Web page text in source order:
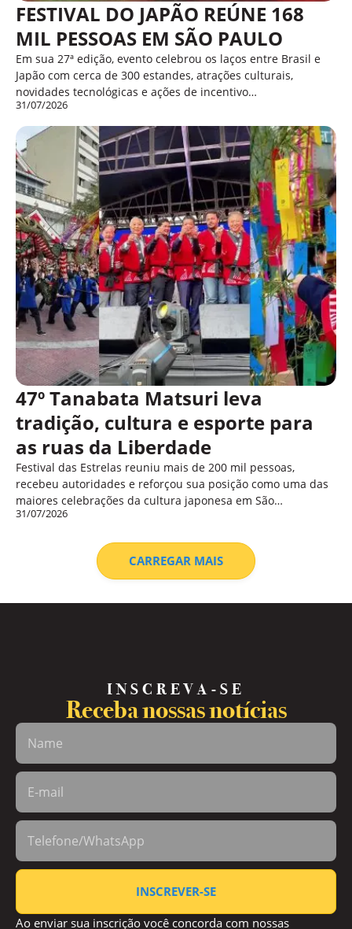
FESTIVAL DO JAPÃO REÚNE 168
MIL PESSOAS EM SÃO PAULO
Em sua 27ª edição, evento celebrou os laços entre Brasil e
Japão com cerca de 300 estandes, atrações culturais,
novidades tecnológicas e ações de incentivo…
31/07/2026
47º Tanabata Matsuri leva
tradição, cultura e esporte para
as ruas da Liberdade
Festival das Estrelas reuniu mais de 200 mil pessoas,
recebeu autoridades e reforçou sua posição como uma das
maiores celebrações da cultura japonesa em São…
31/07/2026
CARREGAR MAIS
INSCREVA-SE
Receba nossas notícias
INSCREVER-SE
Ao enviar sua inscrição você concorda com nossas